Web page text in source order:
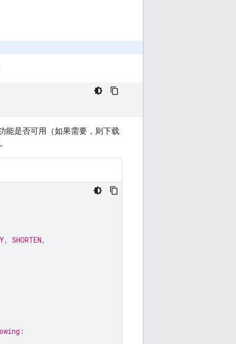
能是否可用（如果需要，则下载